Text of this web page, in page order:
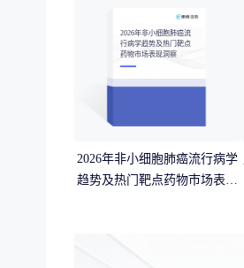
2026年非小细胞肺癌流
行病学趋势及热门靶点
药物市场表现洞察
2026年非小细胞肺癌流行病学
趋势及热门靶点药物市场表现